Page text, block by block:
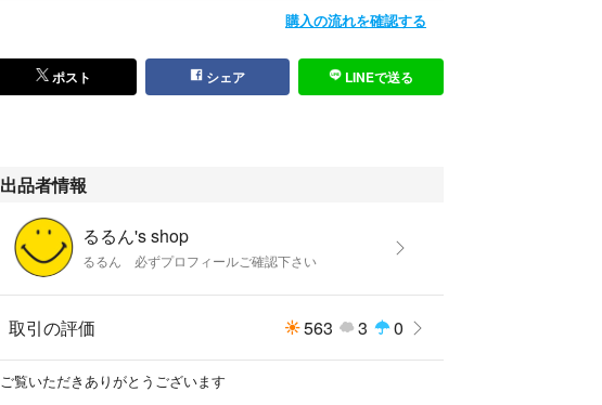
購入の流れを確認する
ポスト シェア LINEで送る
出品者情報
るるん's shop
るるん 必ずプロフィールご確認下さい
取引の評価 563 3 0
ご覧いただきありがとうございます